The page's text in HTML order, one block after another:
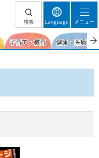
検索 Language メニュー
子育て・教育 健康・医療・